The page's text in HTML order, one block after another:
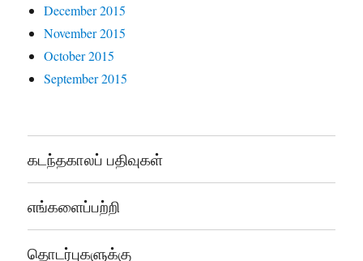
December 2015
November 2015
October 2015
September 2015
கடந்தகாலப் பதிவுகள்
எங்களைப்பற்றி
தொடர்புகளுக்கு